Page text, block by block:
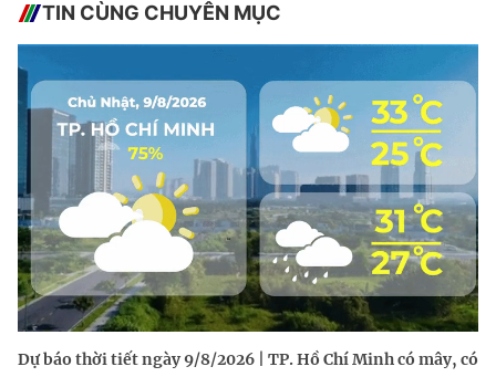
TIN CÙNG CHUYÊN MỤC
Dự báo thời tiết ngày 9/8/2026 | TP. Hồ Chí Minh có mây, có